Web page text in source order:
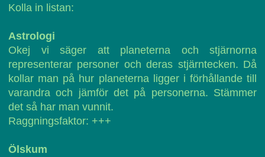
Kolla in listan:
Astrologi
Okej vi säger att planeterna och stjärnorna
representerar personer och deras stjärntecken. Då
kollar man på hur planeterna ligger i förhållande till
varandra och jämför det på personerna. Stämmer
det så har man vunnit.
Raggningsfaktor: +++
Ölskum